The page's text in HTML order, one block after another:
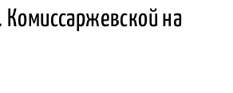
Комиссаржевской на